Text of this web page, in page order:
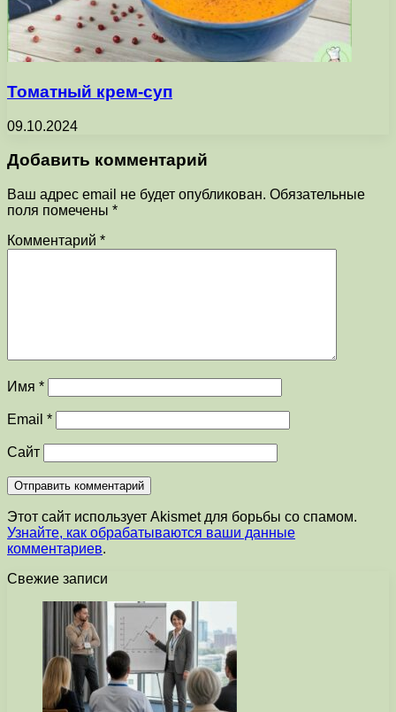
Томатный крем-суп
09.10.2024
Добавить комментарий
Ваш адрес email не будет опубликован. Обязательные
поля помечены *
Комментарий *
Имя *
Email *
Сайт
Этот сайт использует Akismet для борьбы со спамом.
Узнайте, как обрабатываются ваши данные
комментариев.
Свежие записи